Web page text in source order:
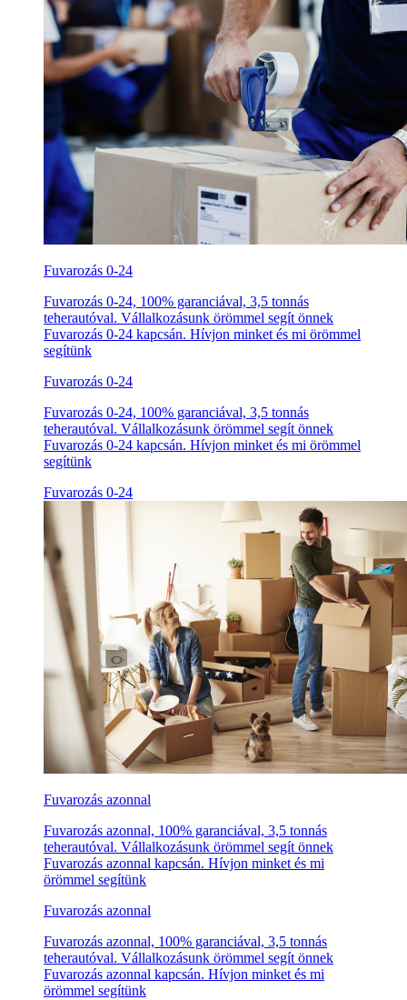
Fuvarozás 0-24
Fuvarozás 0-24, 100% garanciával, 3,5 tonnás
teherautóval. Vállalkozásunk örömmel segít önnek
Fuvarozás 0-24 kapcsán. Hívjon minket és mi örömmel
segítünk
Fuvarozás 0-24
Fuvarozás 0-24, 100% garanciával, 3,5 tonnás
teherautóval. Vállalkozásunk örömmel segít önnek
Fuvarozás 0-24 kapcsán. Hívjon minket és mi örömmel
segítünk
Fuvarozás 0-24
Fuvarozás azonnal
Fuvarozás azonnal, 100% garanciával, 3,5 tonnás
teherautóval. Vállalkozásunk örömmel segít önnek
Fuvarozás azonnal kapcsán. Hívjon minket és mi
örömmel segítünk
Fuvarozás azonnal
Fuvarozás azonnal, 100% garanciával, 3,5 tonnás
teherautóval. Vállalkozásunk örömmel segít önnek
Fuvarozás azonnal kapcsán. Hívjon minket és mi
örömmel segítünk